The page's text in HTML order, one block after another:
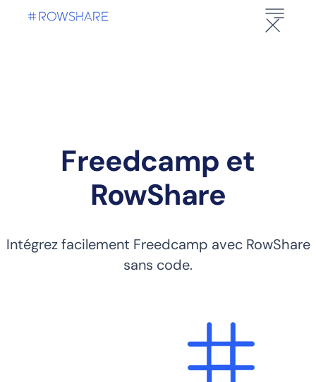
Freedcamp et
RowShare
Intégrez facilement Freedcamp avec RowShare
sans code.